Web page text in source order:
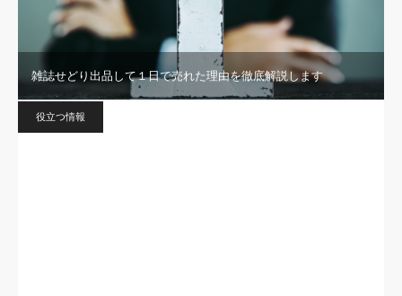
雑誌せどり出品して１日で売れた理由を徹底解説します
役立つ情報